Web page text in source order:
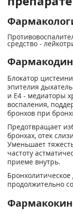
средство -
Блокатор
эпителия
и Е4 - медиаторы
воспаления,
бронхов при
Предотвращает
бронхах, отек
Уменьшает
частоту
приеме внутрь.
Бронхолитическое
продолжительно